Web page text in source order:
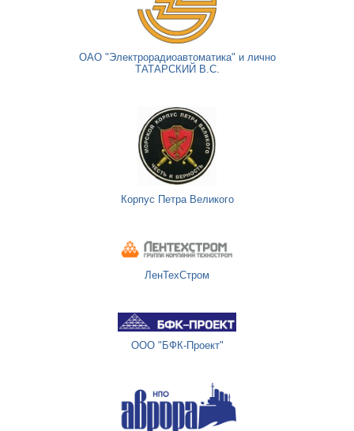
ОАО "Электрорадиоавтоматика" и лично
ТАТАРСКИЙ В.С.
Корпус Петра Великого
ЛенТехСтром
ООО "БФК-Проект"